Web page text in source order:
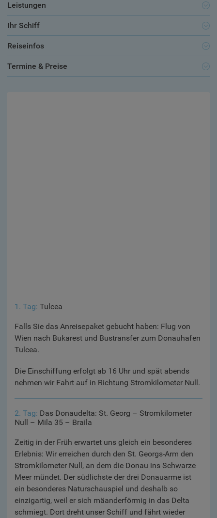
Leistungen
Ihr Schiff
Reiseinfos
Termine & Preise
1. Tag: Tulcea
Falls Sie das Anreisepaket gebucht haben: Flug von
Wien nach Bukarest und Bustransfer zum Donauhafen
Tulcea.
Die Einschiffung erfolgt ab 16 Uhr und spät abends
nehmen wir Fahrt auf in Richtung Stromkilometer Null.
2. Tag: Das Donaudelta: St. Georg – Stromkilometer
Null – Mila 35 – Braila
Zeitig in der Früh erwartet uns gleich ein besonderes
Erlebnis: Wir erreichen durch den St. Georgs-Arm den
Stromkilometer Null, an dem die Donau ins Schwarze
Meer mündet. Der südlichste der drei Donauarme ist
ein besonderes Naturschauspiel und deshalb so
einzigartig, weil er sich mäanderförmig in das Delta
schmiegt. Dort dreht unser Schiff und fährt wieder